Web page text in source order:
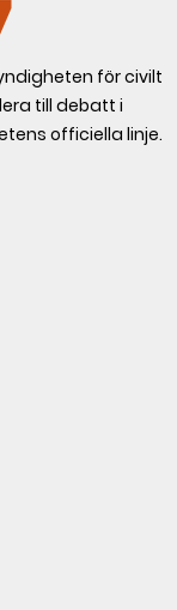
för civilt
till debatt i
officiella linje.